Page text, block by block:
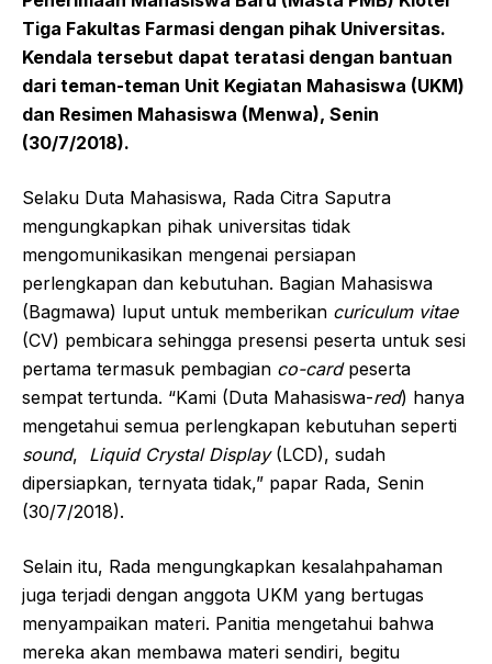
Tiga Fakultas Farmasi dengan pihak Universitas.
Kendala tersebut dapat teratasi dengan bantuan
dari teman-teman Unit Kegiatan Mahasiswa (UKM)
dan Resimen Mahasiswa (Menwa), Senin
(30/7/2018).
Selaku Duta Mahasiswa, Rada Citra Saputra
mengungkapkan pihak universitas tidak
mengomunikasikan mengenai persiapan
perlengkapan dan kebutuhan. Bagian Mahasiswa
(Bagmawa) luput untuk memberikan curiculum vitae
(CV) pembicara sehingga presensi peserta untuk sesi
pertama termasuk pembagian co-cardpeserta
sempat tertunda. “Kami (Duta Mahasiswa-red) hanya
mengetahui semua perlengkapan kebutuhan seperti
sound, Liquid Crystal Display(LCD), sudah
dipersiapkan, ternyata tidak,” papar Rada, Senin
(30/7/2018).
Selain itu, Rada mengungkapkan kesalahpahaman
juga terjadi dengan anggota UKM yang bertugas
menyampaikan materi. Panitia mengetahui bahwa
mereka akan membawa materi sendiri, begitu